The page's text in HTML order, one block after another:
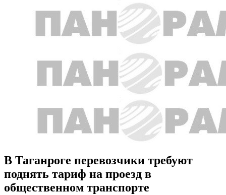
В Таганроге перевозчики требуют
поднять тариф на проезд в
общественном транспорте